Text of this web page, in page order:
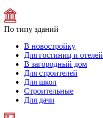
По типу зданий
В новостройку
Для гостиниц и отелей
В загородный дом
Для строителей
Для школ
Строительные
Для дачи